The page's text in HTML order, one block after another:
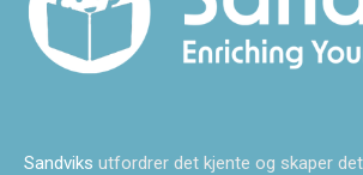
Sandviks utfordrer det kjente og skaper